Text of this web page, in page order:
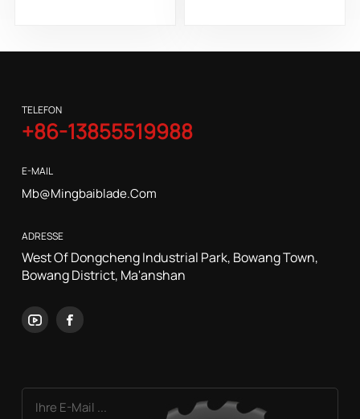
Bearbeitung von Stahl-,
TELEFON
+86-13855519988
E-MAIL
Mb@mingbaiblade.com
ADRESSE
West Of Dongcheng Industrial Park, Bowang Town,
Bowang District, Ma'anshan